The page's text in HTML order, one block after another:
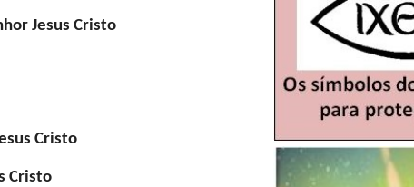
Jesus Cristo
Cristo
Cristo